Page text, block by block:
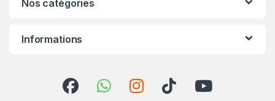
Nos catégories
Informations